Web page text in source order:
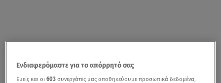
Ενδιαφερόμαστε για το απόρρητό σας
Εμείς και οι603 συνεργάτες μας αποθηκεύουμε προσωπικά δεδομένα,